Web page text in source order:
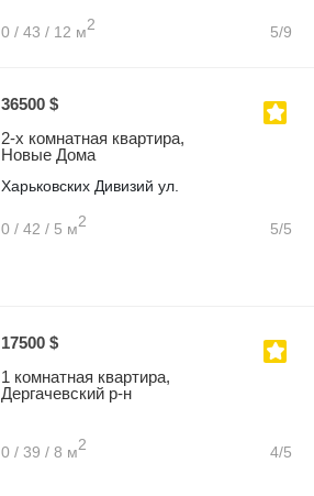
0 / 43 / 12 м2 5/9
36500 $
2-х комнатная квартира,
Новые Дома
Харьковских Дивизий ул.
0 / 42 / 5 м2 5/5
17500 $
1 комнатная квартира,
Дергачевский р-н
0 / 39 / 8 м2 4/5